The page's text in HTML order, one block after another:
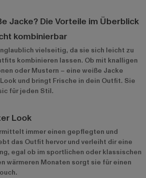
Jacke? Die Vorteile im Überblick
kombinierbar
vielseitig, da sie sich leicht zu
kombinieren lassen. Ob mit knalligen
oder Mustern – eine weiße Jacke
und bringt Frische in dein Outfit. Sie
für jeden Stil.
Look
immer einen gepflegten und
das Outfit hervor und verleiht dir eine
egal ob im sportlichen oder klassischen
wärmeren Monaten sorgt sie für einen